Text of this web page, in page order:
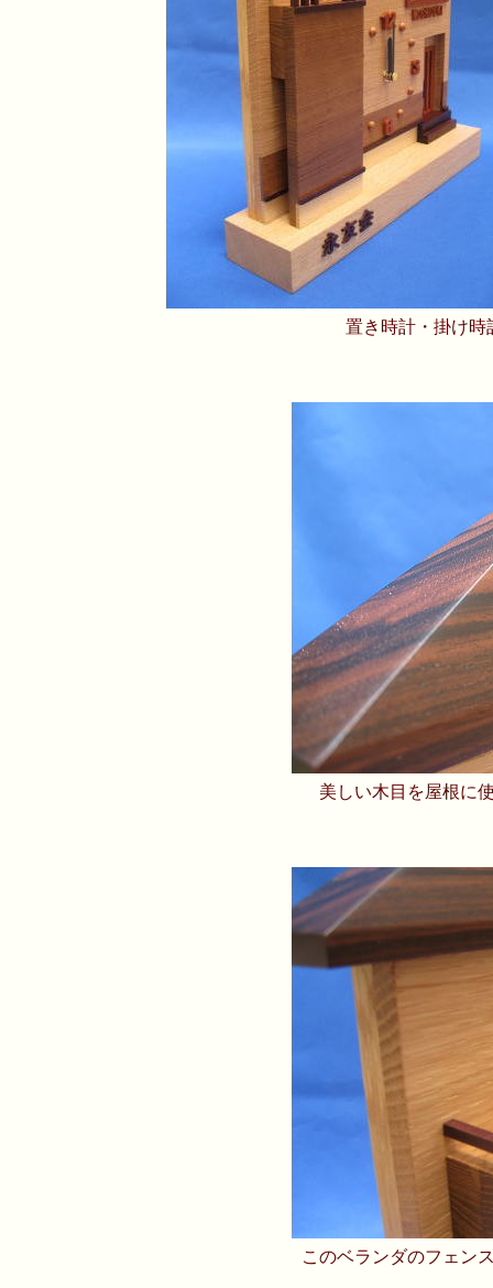
置き時計・掛け
美しい木目を屋根に
このベランダのフェン